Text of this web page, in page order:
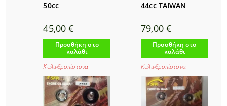
50cc
45,00€
Προσθήκη στο
καλάθι
Κυλινδροπίστονα
44cc TAIWAN
79,00 €
Προσθήκη στο
καλάθι
Κυλινδροπίστονα